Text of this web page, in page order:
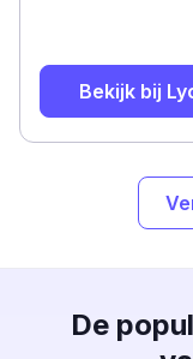
Bekijk bij
De